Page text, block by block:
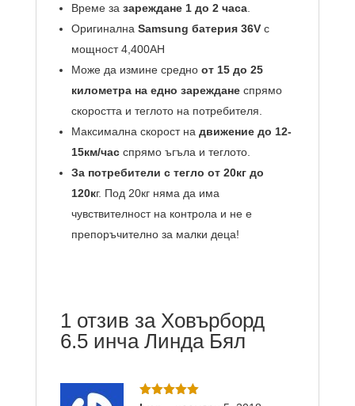
Време за зареждане 1 до 2 часа.
Оригинална Samsung батерия 36Vс
мощност 4,400AH
Може да измине средно от 15 до 25
километра на едно зарежданеспрямо
скоростта и теглото на потребителя.
Максимална скорост на движение до 12-
15км/часспрямо ъгъла и теглото.
За потребители с тегло от 20кг до
120кг. Под 20кг няма да има
чувствителност на контрола и не е
препоръчително за малки деца!
1 отзив за Ховърборд
6.5 инча Линда Бял